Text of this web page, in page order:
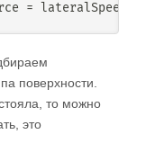
= lateralSpeed
поверхности.
то можно
это